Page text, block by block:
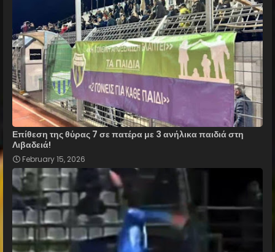
Επίθεση της θύρας 7 σε πατέρα με 3 ανήλικα παιδιά στη
Λιβαδειά!
February 15, 2026